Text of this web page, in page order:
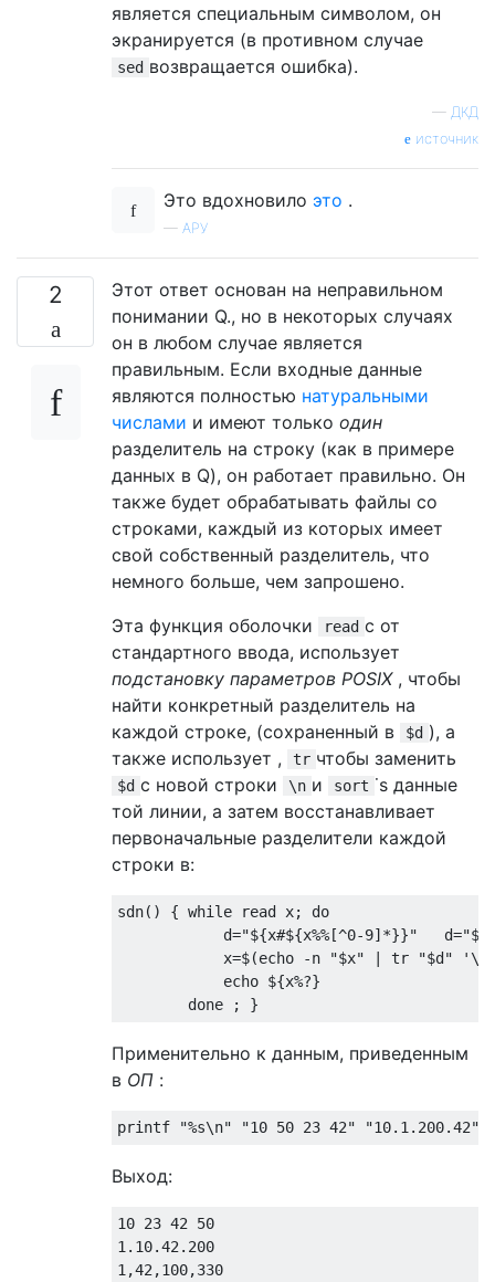
является специальным символом, он
экранируется (в противном случае
sed возвращается ошибка).
— ДКД
источник
Это вдохновило это .
— АРУ
2
Этот ответ основан на неправильном
понимании Q., но в некоторых случаях
он в любом случае является
правильным. Если входные данные
являются полностью натуральными
числами и имеют только один
разделитель на строку (как в примере
данных в Q), он работает правильно. Он
также будет обрабатывать файлы со
строками, каждый из которых имеет
свой собственный разделитель, что
немного больше, чем запрошено.
Эта функция оболочки
read с от
стандартного ввода, использует
подстановку параметров POSIX, чтобы
найти конкретный разделитель на
каждой строке, (сохраненный в
$d ), а
также использует ,
tr чтобы заменить
$d с новой строки \n и sort ˙s данные
той линии, а затем восстанавливает
первоначальные разделители каждой
строки в:
sdn() { while read x; do
d="${x#${x%%[^0-9]*}}"
x=$(echo -n "$x" | tr "$d"
            echo ${x%?}
Применительно к данным, приведенным
в ОП :
Выход:
10 23 42 50
1.10.42.200
1,42,100,330